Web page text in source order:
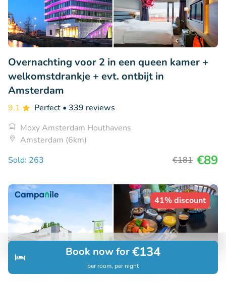
Search Bookings
Book now for€134
per room, per night
Overnachting voor 2 in een queen kamer +
welkomstdrankje + evt. ontbijt in
Amsterdam
9.1 Perfect • 339 reviews
Moxy Amsterdam Houthavens
Amsterdam (6km)
Sold: 263
€181 €89
41% discount